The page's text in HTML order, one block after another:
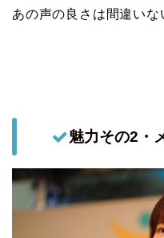
あの声の良さは間違いな
魅力その2・